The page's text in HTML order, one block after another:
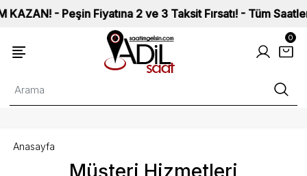
- Peşin Fiyatına 2 ve 3 Taksit Fırsatı! - Tüm
0
Müşteri Hizmetleri
Anasayfa